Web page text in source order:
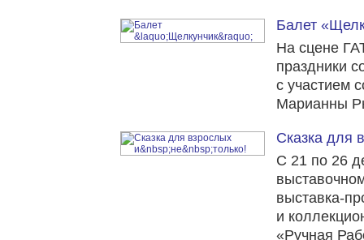
Балет
На сцене
праздники
с участием
Марианны
Сказка для
С 21 по 26
выставка-
и
«Ручная